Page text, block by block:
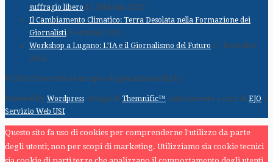
suffragio libero 11 Febbraio 2025
Il Cambiamento Climatico: Terra Desolata nella Formazione dei
Giornalisti 9 Gennaio 2025
Workshop a Lugano: L’IA e il Giornalismo del Futuro 17 Dicembre
2024
© 2026 Osservatorio europeo di giornalismo (EJO) |
Powered by Wordpress. Design di Themnific™. Adattamento a cura di EJO e
Servizio Web USI
Questo sito fa uso di cookies per comprenderne l'utilizzo da parte
degli utenti; non per scopi di marketing. Utilizziamo sia cookie tecnici